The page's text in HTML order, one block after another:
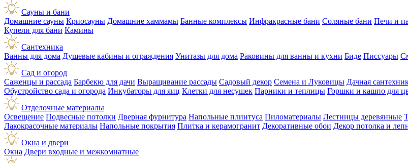
Сауны и бани
Домашние сауны Криосауны Домашние хаммамы Банные комплексы Инфракрасные бани Соляные бани Печи и
Купели для бани Камины
Сантехника
Ванны для дома Душевые кабины и ограждения Унитазы для дома Раковины для ванны и кухни Биде Писсуары
Сад и огород
Саженцы и рассада Барбекю для дачи Выращивание рассады Садовый декор Семена и Луковицы Дачная
Обустройство сада и огорода Инкубаторы для яиц Клетки для несушек Парники и теплицы Горшки и кашпо для
Отделочные материалы
Освещение Подвесные потолки Дверная фурнитура Напольные плинтуса Пиломатериалы Лестницы деревянные
Лакокрасочные материалы Напольные покрытия Плитка и керамогранит Декоративные обои Декор потолка и
Окна и двери
Окна Двери входные и межкомнатные